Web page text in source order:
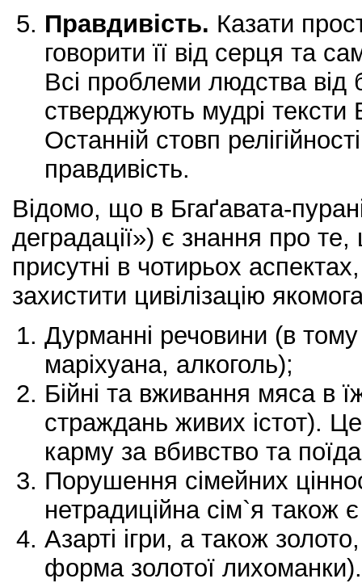
Правдивість. Казати
говорити її від серця та
Всі проблеми людства від
стверджують мудрі тексти
Останній стовп
правдивість.
Відомо, що в Бгаґавата-
деградації») є знання про
присутні в чотирьох
захистити цивілізацію
Дурманні речовини (в тому
маріхуана, алкоголь);
Бійні та вживання мяса в
страждань живих істот).
карму за вбивство та
Порушення сімейних
нетрадиційна сім`я також
Азарті ігри, а також
форма золотої лихоманки).